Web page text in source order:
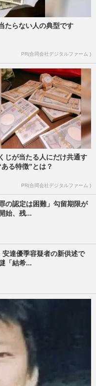
たらない人の典型です
PR(合同会社デジタルファーム )
じが当たる人にだけ共通す
ある特徴”とは？
PR(合同会社デジタルファーム )
の認定は困難」勾留期限が
始、残...
安達優季容疑者の新供述で
「結希...